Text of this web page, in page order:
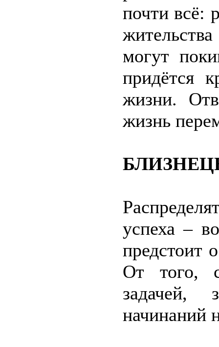
почти всё:
могут
придётся
жизни.
жизнь
успеха –
предстоит
От того,
задачей,
начинаний